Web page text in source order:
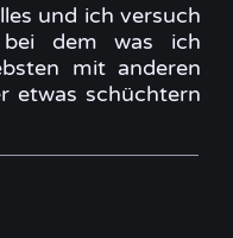
und ich versuch
dem was ich
mit anderen
etwas schüchtern